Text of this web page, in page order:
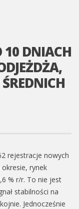
10 DNIACH
rejestracje nowych
rynek
% r/r. To nie jest
stabilności na
Jednocześnie